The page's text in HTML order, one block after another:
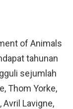
of Animals
tahunan
sejumlah
Thom Yorke,
Lavigne,